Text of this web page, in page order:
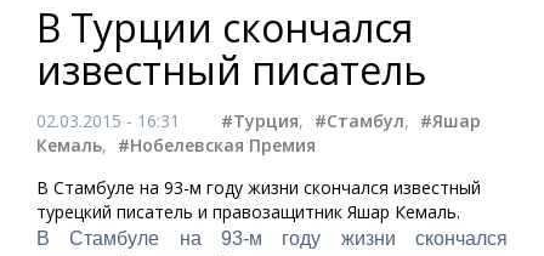
В Турции скончался
известный писатель
02.03.2015 - 16:31 #Турция, #Стамбул, #Яшар
Кемаль, #Нобелевская Премия
В Стамбуле на 93-м году жизни скончался известный
турецкий писатель и правозащитник Яшар Кемаль.
В Стамбуле на 93-м году жизни скончался